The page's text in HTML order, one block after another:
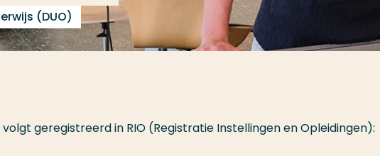
(DUO)
geregistreerd in RIO (Registratie Instellingen en Opleidingen):